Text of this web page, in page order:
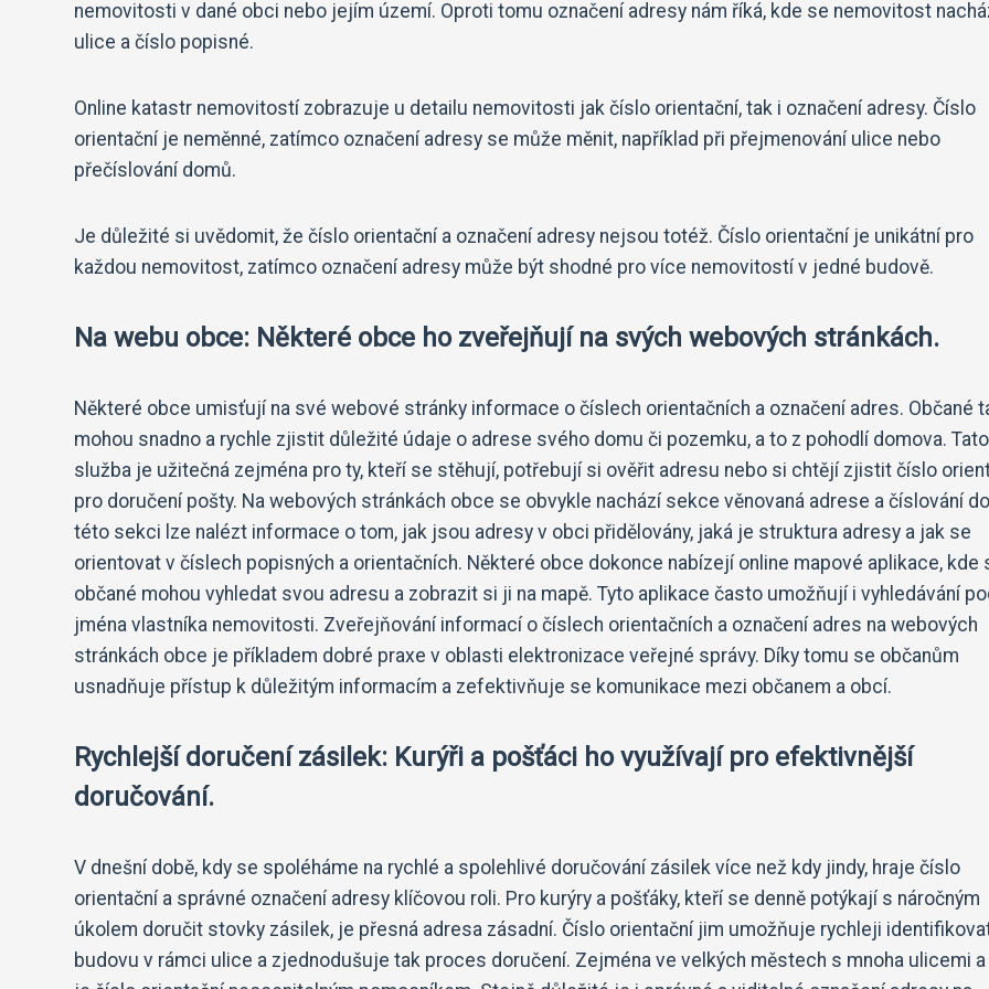
nemovitosti v dané obci nebo jejím území. Oproti tomu označení adresy nám říká, kde se nemovitost
ulice a číslo popisné.
Online katastr nemovitostí zobrazuje u detailu nemovitosti jak číslo orientační, tak i označení adresy. Číslo
orientační je neměnné, zatímco označení adresy se může měnit, například při přejmenování ulice nebo
přečíslování domů.
Je důležité si uvědomit, že číslo orientační a označení adresy nejsou totéž. Číslo orientační je unikátní pro
každou nemovitost, zatímco označení adresy může být shodné pro více nemovitostí v jedné budově.
Na webu obce: Některé obce ho zveřejňují na svých webových stránkách.
Některé obce umisťují na své webové stránky informace o číslech orientačních a označení adres. Občané
mohou snadno a rychle zjistit důležité údaje o adrese svého domu či pozemku, a to z pohodlí domova. Tato
služba je užitečná zejména pro ty, kteří se stěhují, potřebují si ověřit adresu nebo si chtějí zjistit číslo
pro doručení pošty. Na webových stránkách obce se obvykle nachází sekce věnovaná adrese a číslování
této sekci lze nalézt informace o tom, jak jsou adresy v obci přidělovány, jaká je struktura adresy a jak se
orientovat v číslech popisných a orientačních. Některé obce dokonce nabízejí online mapové aplikace, kde
občané mohou vyhledat svou adresu a zobrazit si ji na mapě. Tyto aplikace často umožňují i vyhledávání
jména vlastníka nemovitosti. Zveřejňování informací o číslech orientačních a označení adres na webových
stránkách obce je příkladem dobré praxe v oblasti elektronizace veřejné správy. Díky tomu se občanům
usnadňuje přístup k důležitým informacím a zefektivňuje se komunikace mezi občanem a obcí.
Rychlejší doručení zásilek: Kurýři a pošťáci ho využívají pro efektivnější
doručování.
V dnešní době, kdy se spoléháme na rychlé a spolehlivé doručování zásilek více než kdy jindy, hraje číslo
orientační a správné označení adresy klíčovou roli. Pro kurýry a pošťáky, kteří se denně potýkají s náročným
úkolem doručit stovky zásilek, je přesná adresa zásadní. Číslo orientační jim umožňuje rychleji
budovu v rámci ulice a zjednodušuje tak proces doručení. Zejména ve velkých městech s mnoha ulicemi